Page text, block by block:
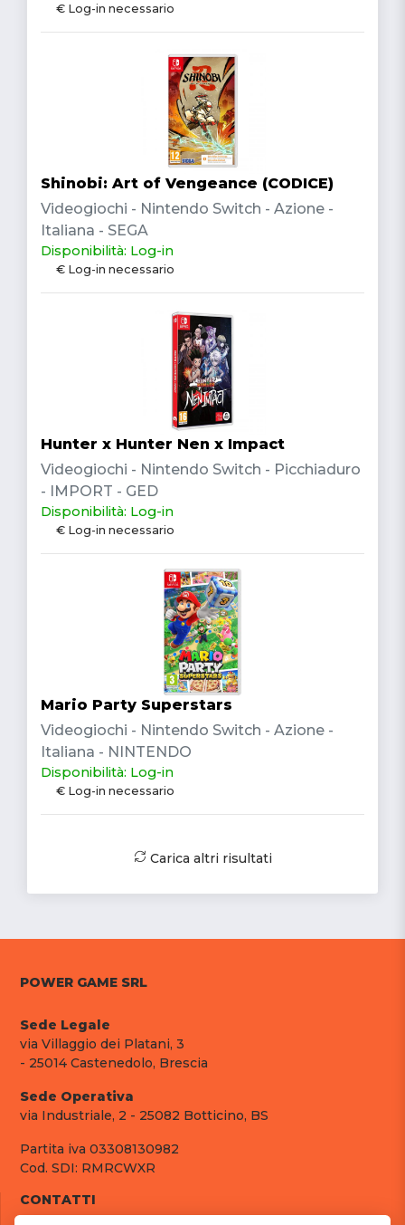
€ Log-in necessario
Shinobi: Art of Vengeance (CODICE)
Videogiochi - Nintendo Switch - Azione -
Italiana - SEGA
Disponibilità: Log-in
€ Log-in necessario
Hunter x Hunter Nen x Impact
Videogiochi - Nintendo Switch - Picchiaduro
- IMPORT - GED
Disponibilità: Log-in
€ Log-in necessario
Mario Party Superstars
Videogiochi - Nintendo Switch - Azione -
Italiana - NINTENDO
Disponibilità: Log-in
€ Log-in necessario
Carica altri risultati
POWER GAME SRL
Sede Legale
via Villaggio dei Platani, 3
- 25014 Castenedolo, Brescia
Sede Operativa
via Industriale, 2 - 25082 Botticino, BS
Partita iva 03308130982
Cod. SDI: RMRCWXR
CONTATTI